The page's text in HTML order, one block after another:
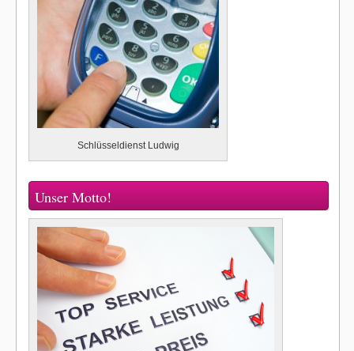
Schlüsseldienst Ludwig
Unser Motto!